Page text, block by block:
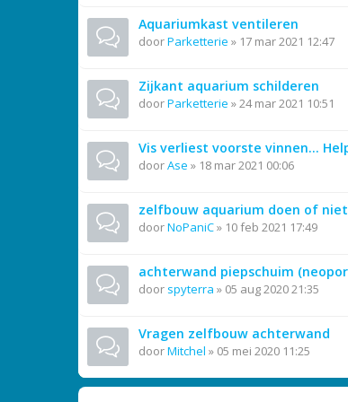
Aquariumkast ventileren
doorParketterie » 17 mar 2021 12:47
Zijkant aquarium schilderen
doorParketterie »24 mar 2021 10:51
Vis verliest voorste vinnen...
doorAse » 18 mar 2021 00:06
zelfbouw aquarium doen of
doorNoPaniC» 10 feb 2021 17:49
achterwand piepschuim
door spyterra » 05 aug 2020 21:35
Vragen zelfbouw achterwand
doorMitchel » 05 mei 2020 11:25